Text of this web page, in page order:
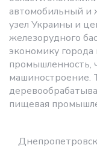
автомобильный и
узел Украины и
железорудного
экономику города
промышленность,
машиностроение.
пищевая